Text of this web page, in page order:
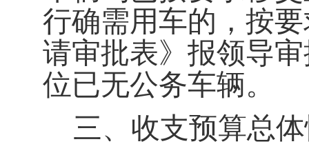
行确需用车的，按
请审批表》报领导
位已无公务车辆。
三、收支预算总